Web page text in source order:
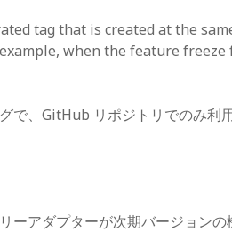
tag that is created at the
when the feature freeze
で、GitHub リポジトリでのみ
ーアダプターが次期バージョンの